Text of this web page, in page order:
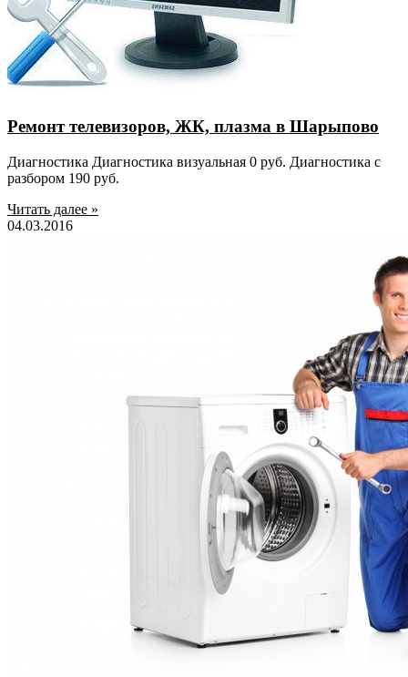
Ремонт телевизоров, ЖК, плазма в Шарыпово
Диагностика Диагностика визуальная 0 руб. Диагностика с
разбором 190 руб.
Читать далее »
04.03.2016